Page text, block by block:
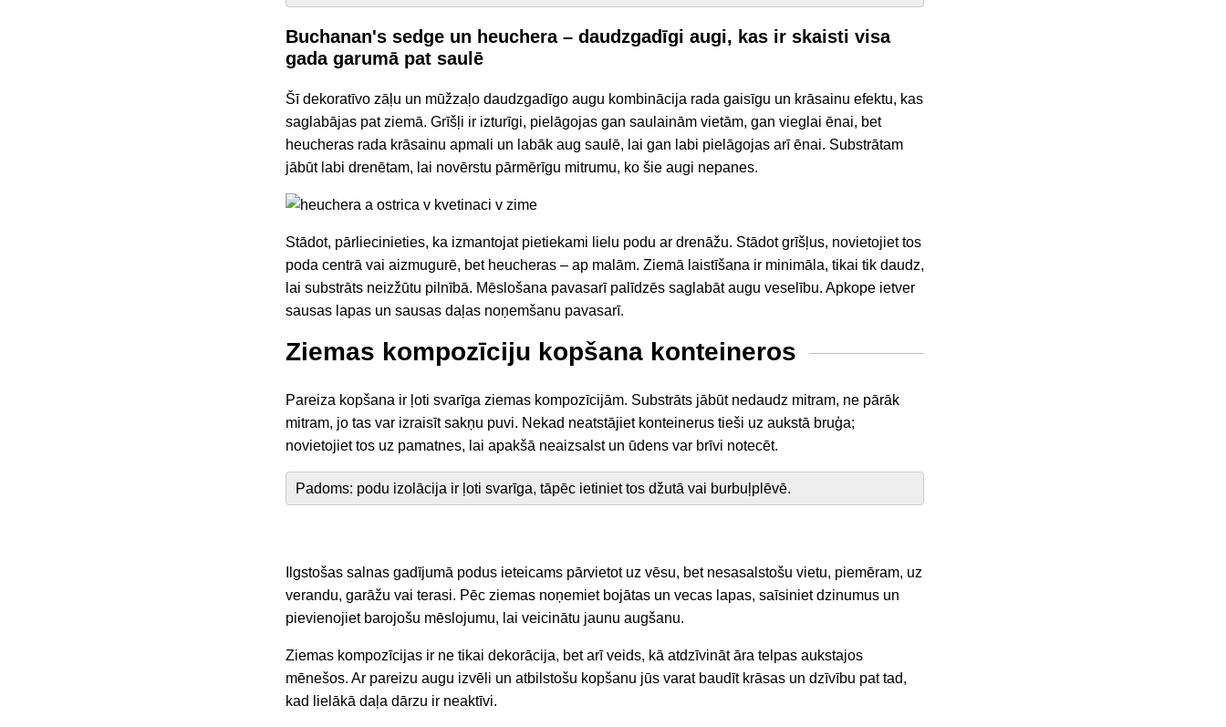
Buchanan's sedge un heuchera – daudzgadīgi augi, kas ir skaisti visa
gada garumā pat saulē
Šī dekoratīvo zāļu un mūžzaļo daudzgadīgo augu kombinācija rada gaisīgu un krāsainu efektu, kas
saglabājas pat ziemā. Grīšļi ir izturīgi, pielāgojas gan saulainām vietām, gan vieglai ēnai, bet
heucheras rada krāsainu apmali un labāk aug saulē, lai gan labi pielāgojas arī ēnai. Substrātam
jābūt labi drenētam, lai novērstu pārmērīgu mitrumu, ko šie augi nepanes.
Stādot, pārliecinieties, ka izmantojat pietiekami lielu podu ar drenāžu. Stādot grīšļus, novietojiet tos
poda centrā vai aizmugurē, bet heucheras – ap malām. Ziemā laistīšana ir minimāla, tikai tik daudz,
lai substrāts neizžūtu pilnībā. Mēslošana pavasarī palīdzēs saglabāt augu veselību. Apkope ietver
sausas lapas un sausas daļas noņemšanu pavasarī.
Ziemas kompozīciju kopšana konteineros
Pareiza kopšana ir ļoti svarīga ziemas kompozīcijām. Substrāts jābūt nedaudz mitram, ne pārāk
mitram, jo tas var izraisīt sakņu puvi. Nekad neatstājiet konteinerus tieši uz aukstā bruģa;
novietojiet tos uz pamatnes, lai apakšā neaizsalst un ūdens var brīvi notecēt.
Padoms: podu izolācija ir ļoti svarīga, tāpēc ietiniet tos džutā vai burbuļplēvē.
Ilgstošas salnas gadījumā podus ieteicams pārvietot uz vēsu, bet nesasalstošu vietu, piemēram, uz
verandu, garāžu vai terasi. Pēc ziemas noņemiet bojātas un vecas lapas, saīsiniet dzinumus un
pievienojiet barojošu mēslojumu, lai veicinātu jaunu augšanu.
Ziemas kompozīcijas ir ne tikai dekorācija, bet arī veids, kā atdzīvināt āra telpas aukstajos
mēnešos. Ar pareizu augu izvēli un atbilstošu kopšanu jūs varat baudīt krāsas un dzīvību pat tad,
kad lielākā daļa dārzu ir neaktīvi.